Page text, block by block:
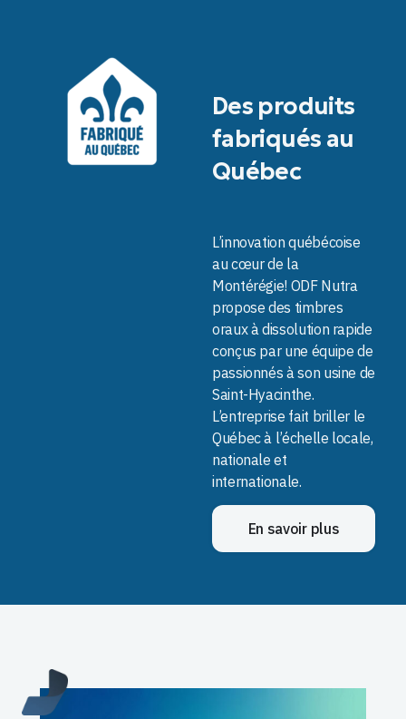
Des produits
fabriqués au
Québec
L’innovation québécoise
au cœur de la
Montérégie! ODF Nutra
propose des timbres
oraux à dissolution rapide
conçus par une équipe de
passionnés à son usine de
Saint-Hyacinthe.
L’entreprise fait briller le
Québec à l’échelle locale,
nationale et
internationale.
En savoir plus